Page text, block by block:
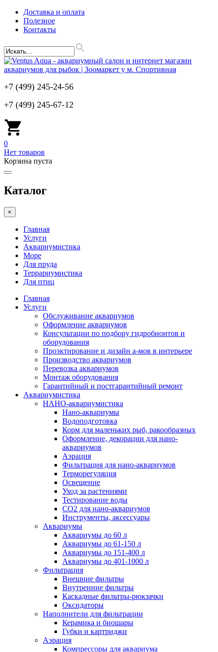
Доставка и оплата
Полезное
Контакты
+7 (499) 245-24-56
+7 (499) 245-67-12
0
Нет товаров
Корзина пуста
Каталог
×
Главная
Услуги
Аквариумистика
Море
Для пруда
Террариумистика
Для птиц
Главная
Услуги
Обслуживание аквариумов
Оформление аквариумов
Консультации по подбору гидробионтов и
оборудования
Проэктирование и дизайн а-мов в интерьере
Производство аквариумов
Перевозка аквариумов
Монтаж оборудования
Гарантийный и постгарантийный ремонт
Аквариумистика
НАНО-аквариумистика
Нано-аквариумы
Водоподготовка
Корм для маленьких рыб, ракообразных
Оформление, декорации для нано-
аквариумов
Аэрация
Фильтрация для нано-аквариумов
Терморегуляция
Освещение
Уход за растениями
Тестирование воды
СО2 для нано-аквариумов
Инструменты, аксессуары
Аквариумы
Аквариумы до 60 л
Аквариумы до 61-150 л
Аквариумы до 151-400 л
Аквариумы до 401-1000 л
Фильтрация
Внешние фильтры
Внутренние фильтры
Каскадные фильтры-рюкзачки
Оксидаторы
Наполнители для фильтрации
Керамика и биошары
Губки и картриджи
Аэрация
Компрессоры для аквариума